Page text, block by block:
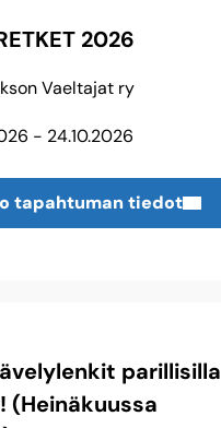
2026
Vaeltajat ry
- 24.10.2026
tapahtuman tiedot
parillisilla
(Heinäkuussa